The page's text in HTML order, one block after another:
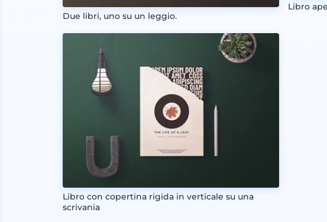
Due libri, uno su un leggio.
Libro con copertina rigida in verticale su una
scrivania
Libro